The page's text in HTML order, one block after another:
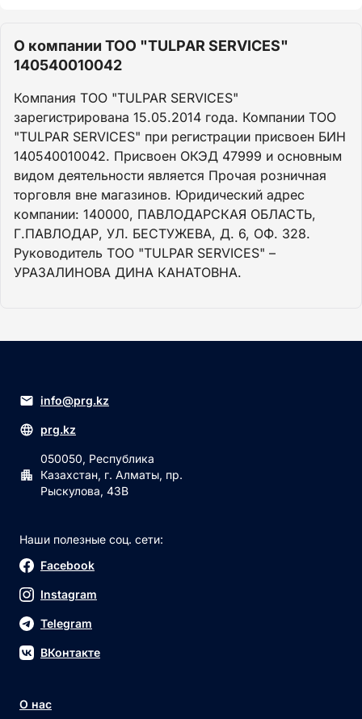
О компании ТОО "TULPAR SERVICES"
140540010042
Компания ТОО "TULPAR SERVICES"
зарегистрирована 15.05.2014 года. Компании ТОО
"TULPAR SERVICES" при регистрации присвоен БИН
140540010042. Присвоен ОКЭД 47999 и основным
видом деятельности является Прочая розничная
торговля вне магазинов. Юридический адрес
компании: 140000, ПАВЛОДАРСКАЯ ОБЛАСТЬ,
Г.ПАВЛОДАР, УЛ. БЕСТУЖЕВА, Д. 6, ОФ. 328.
Руководитель ТОО "TULPAR SERVICES" –
УРАЗАЛИНОВА ДИНА КАНАТОВНА.
info@prg.kz
prg.kz
050050, Республика
Казахстан, г. Алматы, пр.
Рыскулова, 43В
Наши полезные соц. сети:
Facebook
Instagram
Telegram
ВКонтакте
О нас